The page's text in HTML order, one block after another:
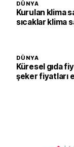
DÜNYA
Kurulan klima
sıcaklar klima
DÜNYA
Küresel gıda
şeker fiyatları